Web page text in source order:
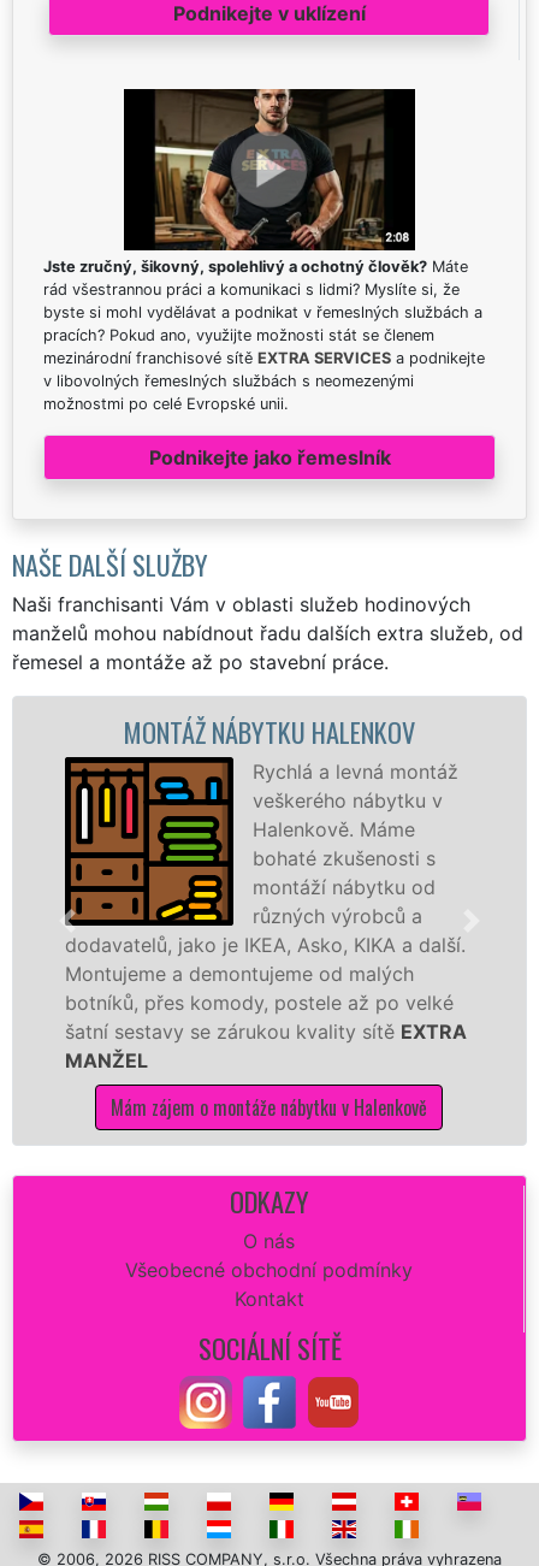
Podnikejte v uklízení
Jste zručný, šikovný, spolehlivý a ochotný člověk? Máte
rád všestrannou práci a komunikaci s lidmi? Myslíte si, že
byste si mohl vydělávat a podnikat v řemeslných službách a
pracích? Pokud ano, využijte možnosti stát se členem
mezinárodní franchisové sítě EXTRA SERVICES a podnikejte
v libovolných řemeslných službách s neomezenými
možnostmi po celé Evropské unii.
Podnikejte jako řemeslník
NAŠE DALŠÍ SLUŽBY
Naši franchisanti Vám v oblasti služeb hodinových
manželů mohou nabídnout řadu dalších extra služeb, od
řemesel a montáže až po stavební práce.
MONTÁŽ NÁBYTKU HALENKOV
Rychlá a levná montáž
veškerého nábytku v
Halenkově. Máme
bohaté zkušenosti s
montáží nábytku od
různých výrobců a
jako je IKEA, Asko, KIKA a další.
a demontujeme od malých
přes komody, postele až po velké
se zárukou kvality sítěEXTRA
zájem o montáže nábytku v Halenkově
různých
tuto
ODKAZY
O nás
Všeobecné obchodní podmínky
Kontakt
SOCIÁLNÍ SÍTĚ
© 2006, 2026 RISS COMPANY, s.r.o. Všechna práva vyhrazena